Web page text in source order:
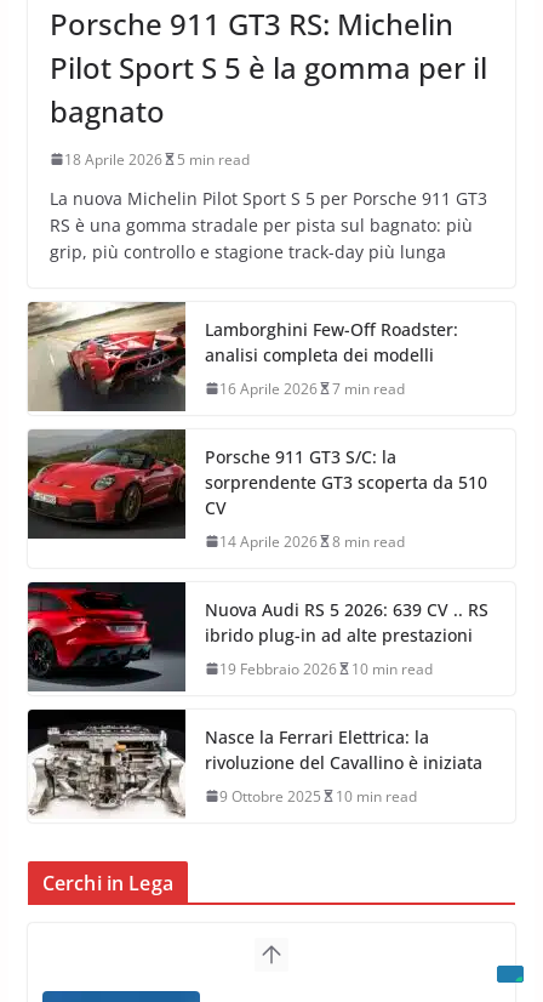
Porsche 911 GT3 RS: Michelin
Pilot Sport S 5 è la gomma per il
bagnato
18 Aprile 2026 5 min read
La nuova Michelin Pilot Sport S 5 per Porsche 911 GT3
RS è una gomma stradale per pista sul bagnato: più
grip, più controllo e stagione track-day più lunga
Lamborghini Few-Off Roadster:
analisi completa dei modelli
16 Aprile 2026 7 min read
Porsche 911 GT3 S/C: la
sorprendente GT3 scoperta da 510
CV
14 Aprile 2026 8 min read
Nuova Audi RS 5 2026: 639 CV .. RS
ibrido plug-in ad alte prestazioni
19 Febbraio 2026 10 min read
Nasce la Ferrari Elettrica: la
rivoluzione del Cavallino è iniziata
9 Ottobre 2025 10 min read
Cerchi in Lega